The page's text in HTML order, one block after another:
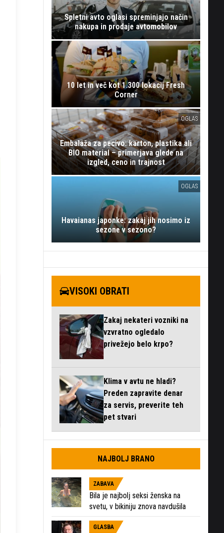
Spletni avto oglasi spreminjajo način
nakupa in prodaje avtomobilov
10 let in več kot 1.300 lokacij Fresh
Corner
OGLAS
Embalaža za pecivo: karton, plastika ali
BIO material – primerjava glede na
izgled, ceno in trajnost
OGLAS
Havaianas japonke: zakaj jih nosimo iz
sezone v sezono?
VISOKI OBRATI
Zakaj nekateri vozniki na
vzvratno ogledalo
privežejo belo krpo?
Klima v avtu ne hladi?
Preden zapravite denar
za servis, preverite teh
pet stvari
NAJBOLJ BRANO
ZABAVA
Bila je najbolj seksi ženska na
svetu, v bikiniju znova navdušila
GLASBA